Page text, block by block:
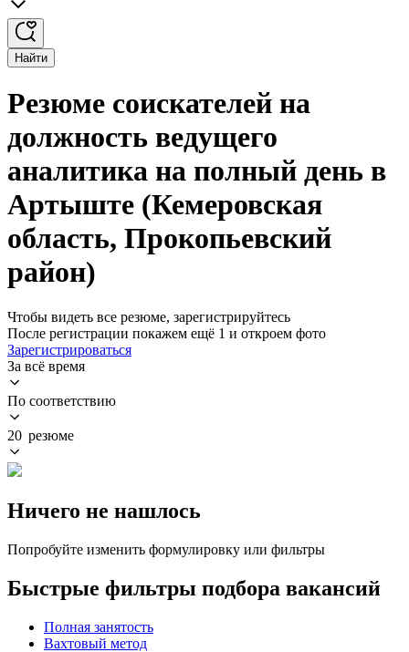
Найти
Резюме соискателей на
должность ведущего
аналитика на полный день в
Артыште (Кемеровская
область, Прокопьевский
район)
Чтобы видеть все резюме, зарегистрируйтесь
После регистрации покажем ещё 1 и откроем фото
Зарегистрироваться
За всё время
По соответствию
20 резюме
Ничего не нашлось
Попробуйте изменить формулировку или фильтры
Быстрые фильтры подбора вакансий
Полная занятость
Вахтовый метод